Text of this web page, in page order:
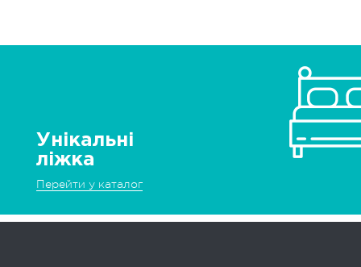
Унікальні
ліжка
Перейти у каталог